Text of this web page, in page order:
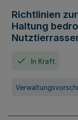
Richtlinien
Haltung
In Kraft